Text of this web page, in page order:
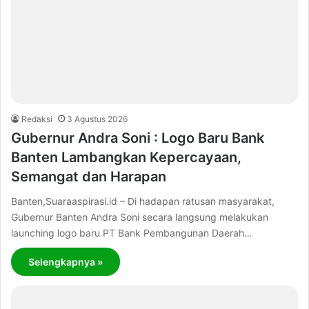
Redaksi 3 Agustus 2026
Gubernur Andra Soni : Logo Baru Bank
Banten Lambangkan Kepercayaan,
Semangat dan Harapan
Banten,Suaraaspirasi.id – Di hadapan ratusan masyarakat,
Gubernur Banten Andra Soni secara langsung melakukan
launching logo baru PT Bank Pembangunan Daerah…
Selengkapnya »